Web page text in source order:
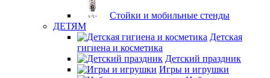
Стойки и мобильные стенды
ДЕТЯМ
Детская
гигиена и косметика
Детский праздник
Игры и игрушки